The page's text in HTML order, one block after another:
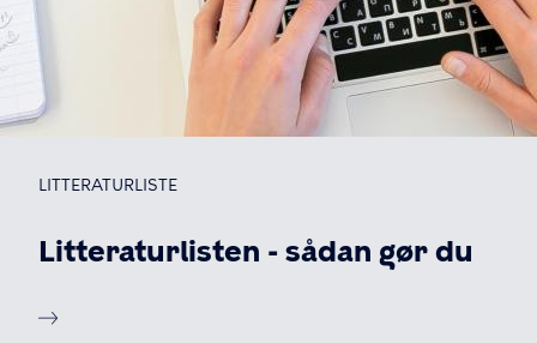
LITTERATURLISTE
Litteraturlisten - sådan gør du